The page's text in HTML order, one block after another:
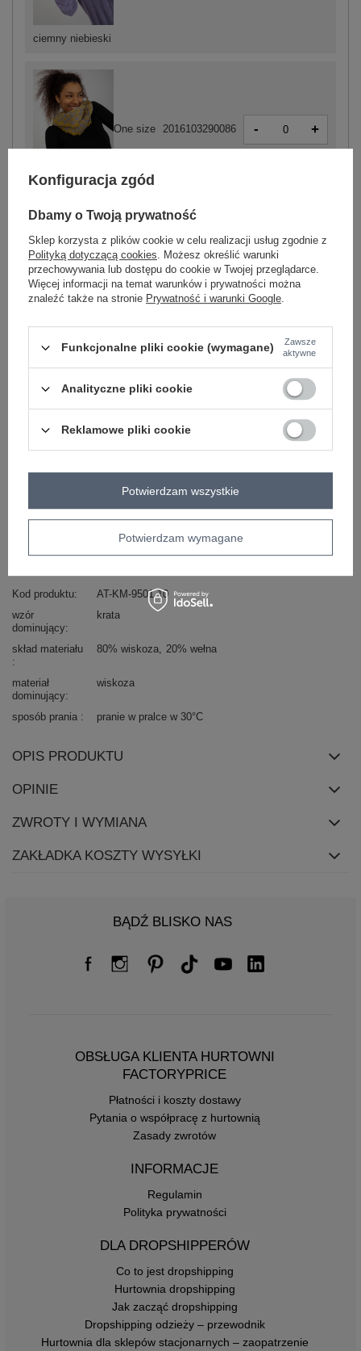
ciemny niebieski
One size 2016103290086 - +
One size 2016103290123 -
Zobacz wszystkie kolory (+6)
ZALOGUJ SIĘ I ZOBACZ CENĘ
skład materiału : 80% wiskoza, 20% wełna
sposób prania : pranie w pralce w 30°C
Kod produktu
AT-KM-9501.10
wzór
dominujący
krata
skład materiału 80% wiskoza 20% wełna
materiał
dominujący
wiskoza
sposób prania pranie w pralce w 30°C
OPIS PRODUKTU
OPINIE
ZWROTY I WYMIANA
ZAKŁADKA KOSZTY WYSYŁKI
BĄDŹ BLISKO NAS
OBSŁUGA KLIENTA HURTOWNI
FACTORYPRICE
Płatności i koszty dostawy
Pytania o współpracę z hurtownią
Zasady zwrotów
INFORMACJE
Regulamin
Polityka prywatności
DLA DROPSHIPPERÓW
Co to jest dropshipping
Hurtownia dropshipping
Jak zacząć dropshipping
Dropshipping odzieży – przewodnik
Hurtownia dla sklepów stacjonarnych – zaopatrzenie
Konfiguracja zgód
Dbamy o Twoją prywatność
Sklep korzysta z plików cookie w celu realizacji usług zgodnie z
Polityką dotyczącą cookies. Możesz określić warunki
przechowywania lub dostępu do cookie w Twojej przeglądarce.
Więcej informacji na temat warunków i prywatności można
znaleźć także na stronie Prywatność i warunki Google.
Funkcjonalne pliki cookie (wymagane)
Zawsze
aktywne
Analityczne pliki cookie
Reklamowe pliki cookie
Potwierdzam wymagane
Potwierdzam wszystkie